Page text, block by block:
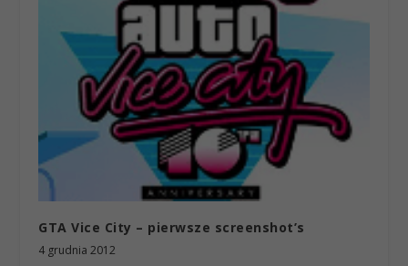
GTA Vice City – pierwsze screenshot’s
4 grudnia 2012